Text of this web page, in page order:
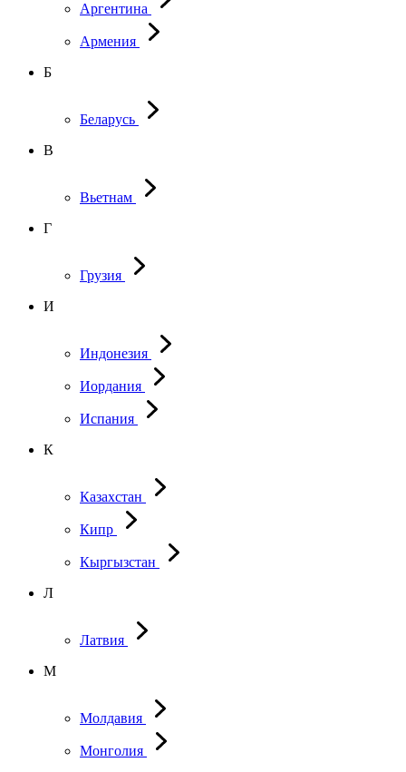
Аргентина
Армения
Б
Беларусь
В
Вьетнам
Г
Грузия
И
Индонезия
Иордания
Испания
К
Казахстан
Кипр
Кыргызстан
Л
Латвия
М
Молдавия
Монголия